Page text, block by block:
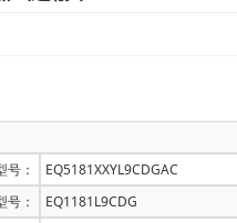
号：
EQ5181XXYL9CDGAC
号：
EQ1181L9CDG